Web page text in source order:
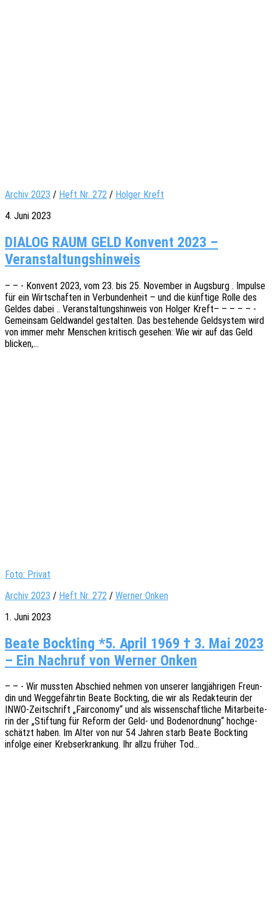
Archiv 2023 / Heft Nr. 272 / Holger Kreft
4. Juni 2023
DIALOG RAUM GELD Konvent 2023 –
Veranstaltungshinweis
– – - Konvent 2023, vom 23. bis 25. Novem­ber in Augs­burg . Impul­se
für ein Wirt­schaf­ten in Verbun­den­heit – und die künf­ti­ge Rolle des
Geldes dabei .. Veran­stal­tungs­hin­weis von Holger Kreft– – – – – -
Gemein­sam Geld­wan­del gestal­ten. Das bestehen­de Geld­sys­tem wird
von immer mehr Menschen kritisch gese­hen: Wie wir auf das Geld
blicken,…
Foto: Privat
Archiv 2023 / Heft Nr. 272 / Werner Onken
1. Juni 2023
Beate Bockting *5. April 1969 † 3. Mai 2023
– Ein Nachruf von Werner Onken
– – - Wir muss­ten Abschied nehmen von unse­rer lang­jäh­ri­gen Freun­
din und Weggefährtin Beate Bock­ting, die wir als Redak­teu­rin der
INWO-Zeit­­schrift „Fair­co­no­my“ und als wissen­schaft­li­che Mitar­bei­te­
rin der „Stif­tung für Reform der Geld- und Boden­ord­nung“ hoch­ge­
schätzt haben. Im Alter von nur 54 Jahren starb Beate Bock­ting
infol­ge einer Krebs­er­kran­kung. Ihr allzu früher Tod…